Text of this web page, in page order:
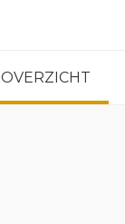
OVERZICHT